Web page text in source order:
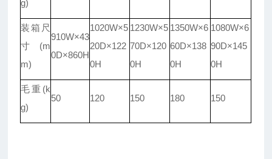
g)
装箱尺
寸(m
m)
910W×43
0D×860H
1020W×5
20D×122
0H
1230W×5
70D×120
0H
1350W×6
60D×138
0H
1080W×6
90D×145
0H
毛重(k
g)
50 120 150 180 150